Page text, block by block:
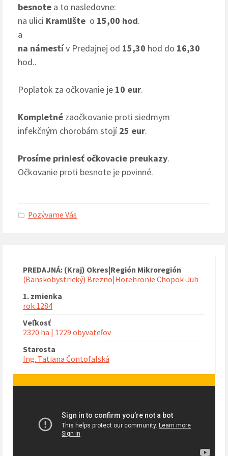
besnote a to nasledovne:
na ulici Kramlište o 15,00 hod.
a
na námestív Predajnej od 15,30 hod do 16,30
hod..
Poplatok za očkovanie je 10 eur.
Kompletné zaočkovanie proti siedmym
infekčným chorobám stojí25 eur.
Prosíme priniesť očkovacie preukazy.
Očkovanie proti besnote je povinné.
Pozývame Vás
PREDAJNÁ: (Kraj) Okres|Región Mikroregión
(Banskobystrický) Brezno|Horehronie Chopok-Juh
1. zmienka
rok 1284
Veľkosť
2320 ha | 1229 obyvateľov
Starosta
Ing. Tatiana Čontofalská